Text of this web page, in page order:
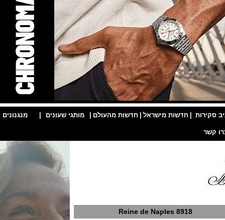
| חדשות מישראל | חדשות מהעולם | מותגי שעונים | מנגנונים |
Reine de Naples 8918